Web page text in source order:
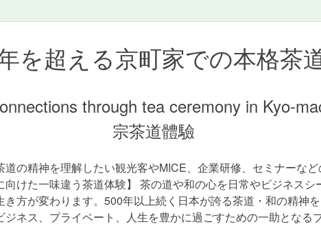
を超える京町家での本格茶
through tea ceremony in Kyo-
宗茶道體驗
道の精神を理解したい観光客やMICE、企業研修、セミナーな
向けた一味違う茶道体験】 茶の道や和の心を日常やビジネスシ
き方が変わります。500年以上続く日本が誇る茶道・和の精神
ジネス、プライベート、人生を豊かに過ごすための一助となる